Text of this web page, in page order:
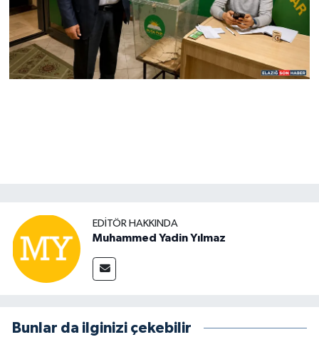
EDITÖR HAKKINDA
Muhammed Yadin Yılmaz
Bunlar da ilginizi çekebilir